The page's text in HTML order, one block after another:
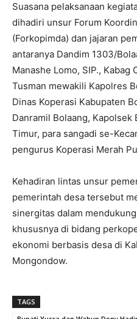
Suasana pelaksanaan
dihadiri unsur Forum
(Forkopimda) dan jajaran
antaranya Dandim 1303/
Manashe Lomo, SIP.,
Tusman mewakili Kapolres
Dinas Koperasi Kabupaten
Danramil Bolaang, Kapolsek
Timur, para sangadi se-
pengurus Koperasi Merah
Kehadiran lintas unsur
pemerintah desa tersebut
sinergitas dalam
khususnya di bidang
ekonomi berbasis desa di
Mongondow.
TAGS